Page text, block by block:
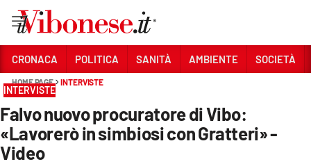
Sezioni
CRONACA
POLITICA
CRONACA POLITICA SANITÀ AMBIENTE SOCIETÀ
HOME PAGE INTERVISTE
INTERVISTE
Falvo nuovo procuratore di Vibo:
«Lavorerò in simbiosi con Gratteri» -
Video